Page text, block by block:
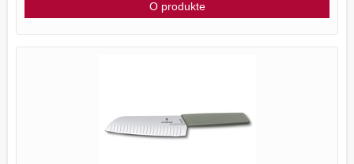
O produkte